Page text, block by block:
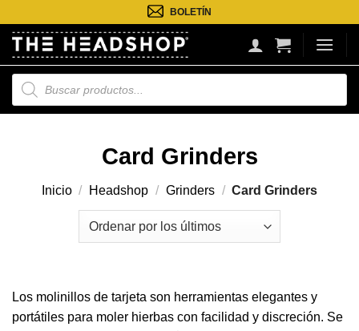
contenido
BOLETÍN
Búsqueda
de
productos
Card Grinders
Inicio / Headshop / Grinders / Card Grinders
Los molinillos de tarjeta son herramientas elegantes y
portátiles para moler hierbas con facilidad y discreción. Se